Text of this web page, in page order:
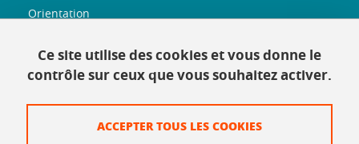
Orientation
Informations légales
Ce site utilise des cookies et vous donne le
contrôle sur ceux que vous souhaitez activer.
ACCEPTER TOUS LES COOKIES